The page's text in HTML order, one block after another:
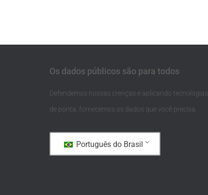
Os dados públicos são para todos
Defendemos nossas crenças e aplicando tecnologias
de ponta, fornecemos os dados que você precisa.
Português do Brasil